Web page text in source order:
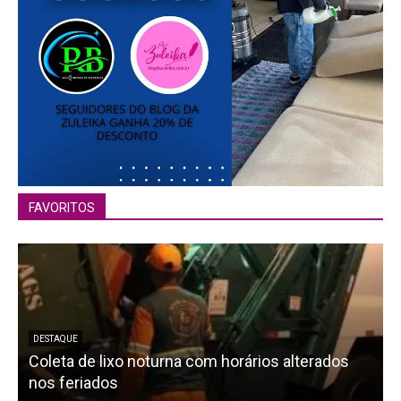
FAVORITOS
DESTAQUE
Coleta de lixo noturna com horários alterados
nos feriados